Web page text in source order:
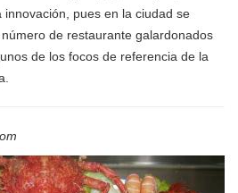
pues en la ciudad se
de restaurante galardonados
de los focos de referencia de la